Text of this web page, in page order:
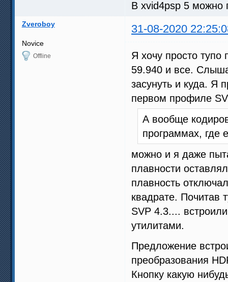
В xvid4psp 5 можно
Zveroboy 31-08-2020
Novice
Offline
Я хочу просто тупо
59.940 и все.
засунуть и куда. Я
первом профиле
А вообще
программах, где
можно и я даже
плавности
плавность
квадрате. Почитав
SVP 4.3....
утилитами.
Предложение
преобразования
Кнопку какую